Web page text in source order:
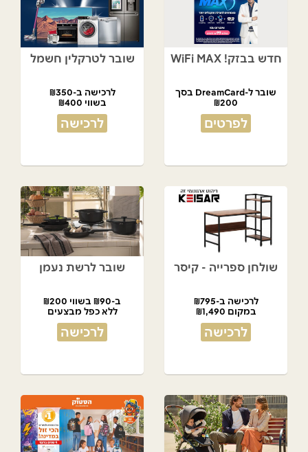
חדש בבזק! WiFi MAX
שובר ל-DreamCard בסך
₪200
מתנת המועדון!
לפרטים
שובר לטרקלין חשמל
לרכישה ב-₪350
בשווי ₪400
לרכישה
שולחן ספרייה - קיסר
לרכישה ב-₪795
במקום ₪1,490
לרכישה
שובר לרשת נעמן
ב-₪90 בשווי ₪200
ללא כפל מבצעים
לרכישה